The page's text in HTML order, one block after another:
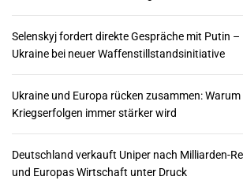
g
d
e
r
B
e
Selenskyj fordert direkte Gespräche mit Putin
Ukraine bei neuer Waffenstillstandsinitiative
Ukraine und Europa rücken zusammen:
Kriegserfolgen immer stärker wird
Deutschland verkauft Uniper nach Milliarden-
und Europas Wirtschaft unter Druck